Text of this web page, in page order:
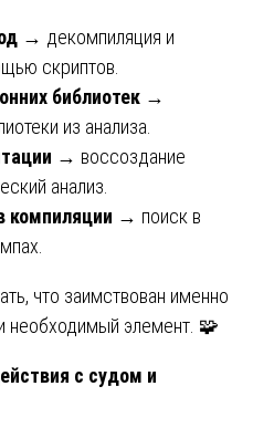
→ декомпиляция и
скриптов.
библиотек →
из анализа.
→ воссоздание
анализ.
компиляции → поиск в
что заимствован именно
необходимый элемент. 🧩
с судом и